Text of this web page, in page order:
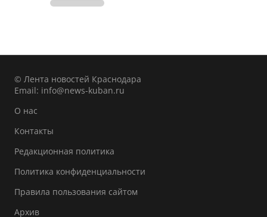
© Лента новостей Краснодара
Email: info@news-kuban.ru
О нас
Контакты
Редакционная политика
Политика конфиденциальности
Правила пользования сайтом
Архив